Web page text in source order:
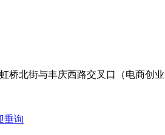
桥北街与丰庆西路交叉口（电商创业
垂询